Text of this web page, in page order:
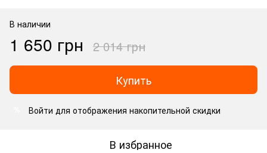
В наличии
1 650 грн 2 014 грн
Купить
Войти для отображения накопительной скидки
В избранное